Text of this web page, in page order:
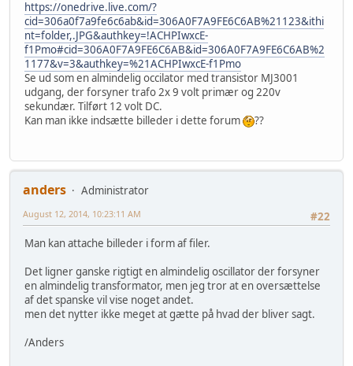
https://onedrive.live.com/?
cid=306a0f7a9fe6c6ab&id=306A0F7A9FE6C6AB%21123&ithi
nt=folder,.JPG&authkey=!ACHPIwxcE-
f1Pmo#cid=306A0F7A9FE6C6AB&id=306A0F7A9FE6C6AB%2
1177&v=3&authkey=%21ACHPIwxcE-f1Pmo
Se ud som en almindelig occilator med transistor MJ3001
udgang, der forsyner trafo 2x 9 volt primær og 220v
sekundær. Tilført 12 volt DC.
Kan man ikke indsætte billeder i dette forum
??
anders
Administrator
#22
August 12, 2014, 10:23:11 AM
Man kan attache billeder i form af filer.
Det ligner ganske rigtigt en almindelig oscillator der forsyner
en almindelig transformator, men jeg tror at en oversættelse
af det spanske vil vise noget andet.
men det nytter ikke meget at gætte på hvad der bliver sagt.
/Anders